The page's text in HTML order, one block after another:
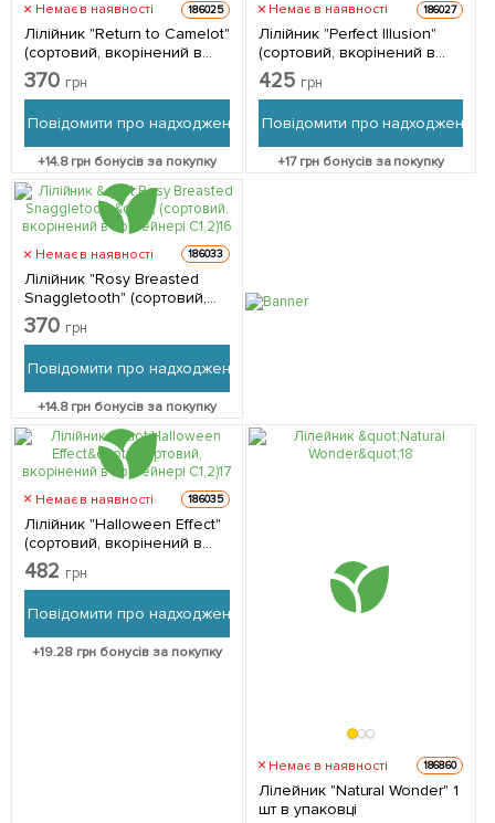
Немає в наявності 186025
Лілійник "Return to Camelot"
(сортовий, вкорінений в
контейнері С1,2) 1
саджанець в упаковці
370 грн
Повідомити про надходження
+14.8грн бонусів за покупку
Немає в наявності 186027
Лілійник "Perfect Illusion"
(сортовий, вкорінений в
контейнері С1,2) 1
саджанець в упаковці
425 грн
Повідомити про надходження
+17грн бонусів за покупку
Немає в наявності 186033
Лілійник "Rosy Breasted
Snaggletooth" (сортовий,
вкорінений в контейнері
С1,2) 1 саджанець в
370 грн
Повідомити про надходження
+14.8грн бонусів за покупку
Немає в наявності 186035
Лілійник "Halloween Effect"
(сортовий, вкорінений в
контейнері С1,2) 1
саджанець в упаковці
482 грн
Повідомити про надходження
+19.28грн бонусів за покупку
Немає в наявності 186860
Лілейник "Natural Wonder" 1
шт в упаковці